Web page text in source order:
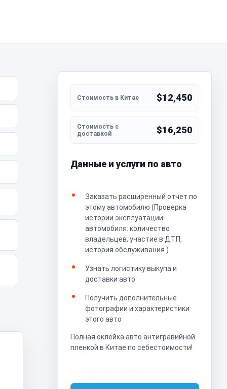
$12,450
$16,250
Данные и услуги по авто
Заказать расширенный отчет по
этому автомобилю (Проверка
истории эксплуатации
автомобиля: количество
владельцев, участие в ДТП,
история обслуживания.)
Узнать логистику выкупа и
доставки авто
Получить дополнительные
фотографии и характеристики
этого авто
Полная оклейка авто антигравийной
пленкой в Китае по себестоимости!